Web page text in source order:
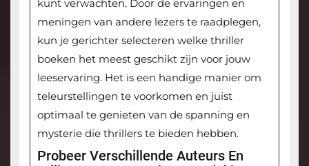
kunt verwachten. Door de ervaringen en
meningen van andere lezers te raadplegen,
kun je gerichter selecteren welke thriller
boeken het meest geschikt zijn voor jouw
leeservaring. Het is een handige manier om
teleurstellingen te voorkomen en juist
optimaal te genieten van de spanning en
mysterie die thrillers te bieden hebben.
Probeer Verschillende Auteurs En